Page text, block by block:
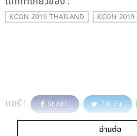
KCON 2019 THAILAND KCON 2019
แชร์ : SHARE TWEET
อ่านต่อ